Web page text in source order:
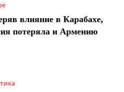
влияние в Карабахе,
потеряла и Армению